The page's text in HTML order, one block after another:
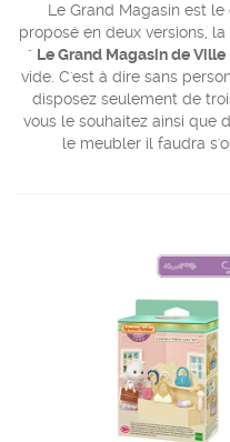
Le Grand Magasin est le
proposé en deux versions,
" Le Grand Magasin de Ville
vide. C'est à dire sans
disposez seulement de
vous le souhaitez ainsi que
le meubler il faudra